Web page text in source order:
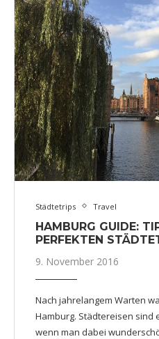
Städtetrips Travel
HAMBURG GUIDE:
PERFEKTEN
9. November 2016
Nach jahrelangem Warten
Hamburg. Städtereisen sind
wenn man dabei